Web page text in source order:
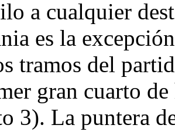
a cualquier
es la
tramos del
gran cuarto
3). La puntera